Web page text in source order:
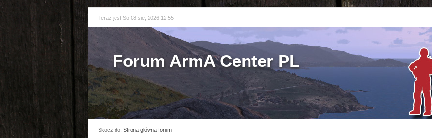
Teraz jest So 08 sie, 2026 12:55
Forum ArmA Center PL
Skocz do: Strona główna forum